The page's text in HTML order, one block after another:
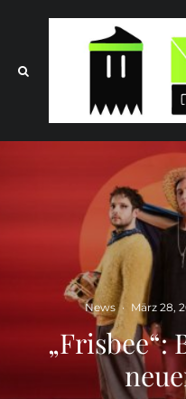
News · März 28,